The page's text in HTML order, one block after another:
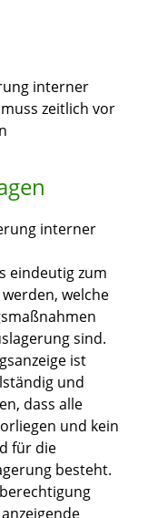
interner
zeitlich vor
interner
eindeutig zum
welche
sind.
ist
und
dass alle
und kein
für die
besteht.